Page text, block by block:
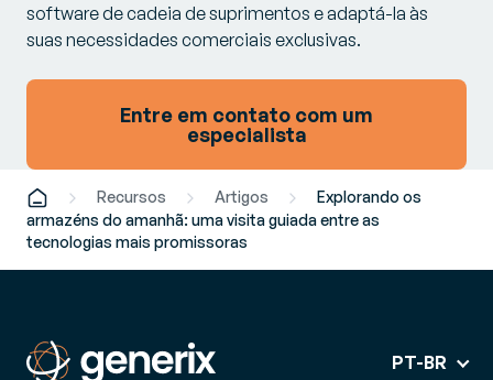
software de cadeia de suprimentos e adaptá-la às
suas necessidades comerciais exclusivas.
Entre em contato com um
especialista
Recursos Artigos
Explorando os
armazéns do amanhã: uma visita guiada entre as
tecnologias mais promissoras
PT-BR